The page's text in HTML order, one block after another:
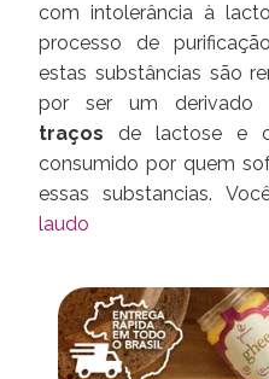
com intolerância à
processo de
estas substâncias são
por ser um
traços de lactose e
consumido por quem
essas substancias.
laudo